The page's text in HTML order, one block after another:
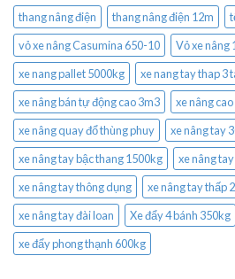
thang nâng điện
thang nâng điện 12m
vỏ xe nâng Casumina 650-10
Vỏ xe nâng
xe nang pallet 5000kg
xe nang tay thap 3
xe nâng bán tự động cao 3m3
xe nâng
xe nâng quay đổ thùng phuy
xe nâng tay
xe nâng tay bậc thang 1500kg
xe nâng
xe nâng tay thông dụng
xe nâng tay thấp
xe nâng tay đài loan
Xe đẩy 4 bánh 350kg
xe đẩy phong thạnh 600kg